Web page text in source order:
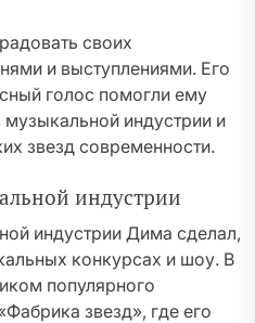
своих
и выступлениями. Его
голос помогли ему
индустрии и
звезд современности.
индустрии
индустрии Дима сделал,
конкурсах и шоу. В
популярного
звезд», где его